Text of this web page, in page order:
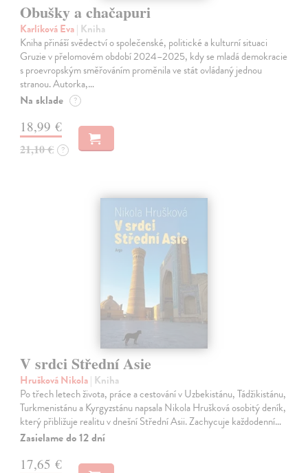
Obušky a chačapuri
Karlíková Eva| Kniha
Kniha přináší svědectví o společenské, politické a kulturní situaci
Gruzie v přelomovém období 2024–2025, kdy se mladá demokracie
s proevropským směřováním proměnila ve stát ovládaný jednou
stranou. Autorka,…
Na sklade ?
18,99 €
21,10 € ?
V srdci Střední Asie
Hrušková Nikola| Kniha
Po třech letech života, práce a cestování v Uzbekistánu, Tádžikistánu,
Turkmenistánu a Kyrgyzstánu napsala Nikola Hrušková osobitý deník,
který přibližuje realitu v dnešní Střední Asii. Zachycuje každodenní…
Zasielame do 12 dní
17,65 €